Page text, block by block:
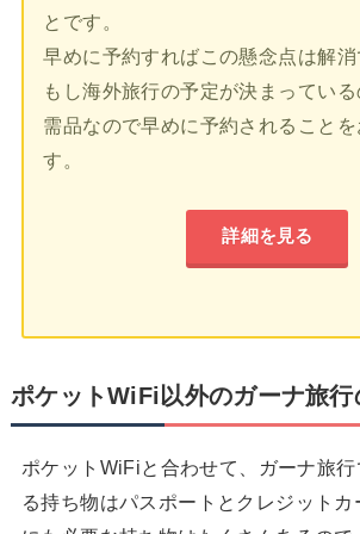
とです。
早めに予約すればこの懸念点は解消
もし海外旅行の予定が決まってい
需品なので早めに予約されることを
す。
詳細を見る
ポケットWiFi以外のガーナ旅行
ポケットWiFiと合わせて、ガーナ旅
る持ち物はパスポートとクレジット